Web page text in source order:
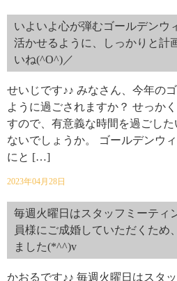
いよいよ心が弾むゴールデンウ
活かせるように、しっかりと計
いね(^O^)／
せいじです♪♪ みなさん、今年の
ように過ごされますか？ せっか
すので、有意義な時間を過ごし
ないでしょうか。 ゴールデンウ
にと […]
2023年04月28日
毎週火曜日はスタッフミーティ
員様にご成婚していただくため
ました(*^^)v
かおるです♪♪ 毎週火曜日はスタ